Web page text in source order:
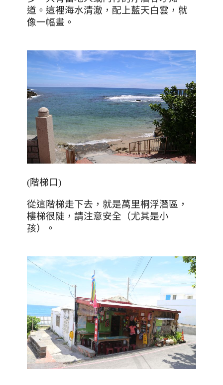
道。這裡海水清澈，配上藍天白雲，就
像一幅畫。
(階梯口)
從這階梯走下去，就是萬里桐浮潛區，
樓梯很陡，請注意安全（尤其是小
孩）。